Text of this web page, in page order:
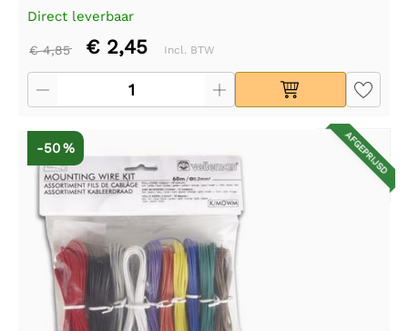
Direct leverbaar
€ 4,85 € 2,45 Incl. BTW
AFGEPRIJSD
-50 %